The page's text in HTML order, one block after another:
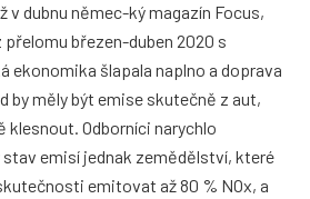
v dubnu němec-ký magazín Focus,
přelomu březen-duben 2020 s
ekonomika šlapala naplno a doprava
by měly být emise skutečně z aut,
klesnout. Odborníci narychlo
emisí jednak zemědělství, které
emitovat až 80 % NOx, a